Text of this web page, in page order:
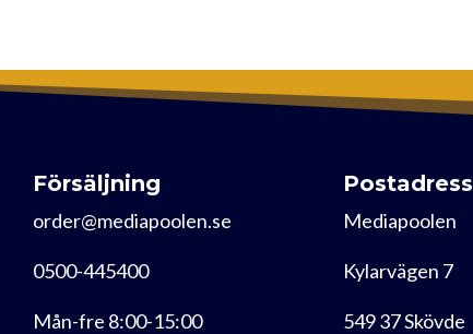
Försäljning
order@mediapoolen.se
0500-445400
Mån-fre 8:00-15:00
Postadress
Mediapoolen
Kylarvägen 7
549 37 Skövde